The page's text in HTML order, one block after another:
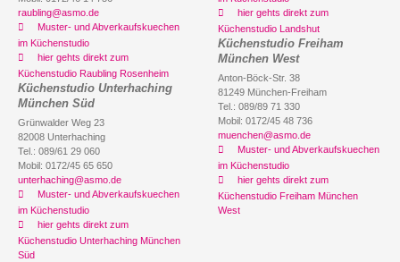
raubling@asmo.de
Muster- und Abverkaufskuechen
im Küchenstudio
hier gehts direkt zum
Küchenstudio Raubling Rosenheim
Küchenstudio Unterhaching
München Süd
Grünwalder Weg 23
82008 Unterhaching
Tel.: 089/61 29 060
Mobil: 0172/45 65 650
unterhaching@asmo.de
Muster- und Abverkaufskuechen
im Küchenstudio
hier gehts direkt zum
Küchenstudio Unterhaching München
Süd
hier gehts direkt zum
Küchenstudio Landshut
Küchenstudio Freiham
München West
Anton-Böck-Str. 38
81249 München-Freiham
Tel.: 089/89 71 330
Mobil: 0172/45 48 736
muenchen@asmo.de
Muster- und Abverkaufskuechen
im Küchenstudio
hier gehts direkt zum
Küchenstudio Freiham München
West